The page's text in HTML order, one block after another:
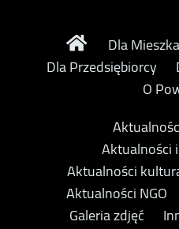
Dla
Dla Przedsiębiorcy
O
Aktualności
Aktualności
Aktualności NGO
Galeria zdjęć